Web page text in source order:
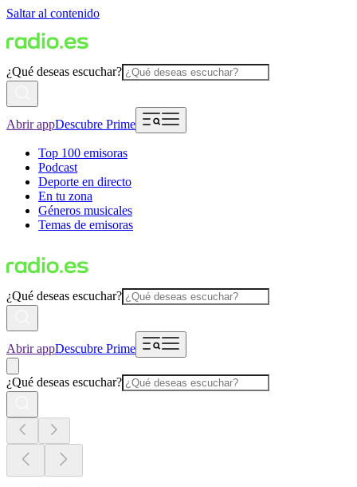
Saltar al contenido
¿Qué deseas escuchar?
Abrir appDescubre Prime
Top 100 emisoras
Podcast
Deporte en directo
En tu zona
Géneros musicales
Temas de emisoras
¿Qué deseas escuchar?
Abrir appDescubre Prime
¿Qué deseas escuchar?